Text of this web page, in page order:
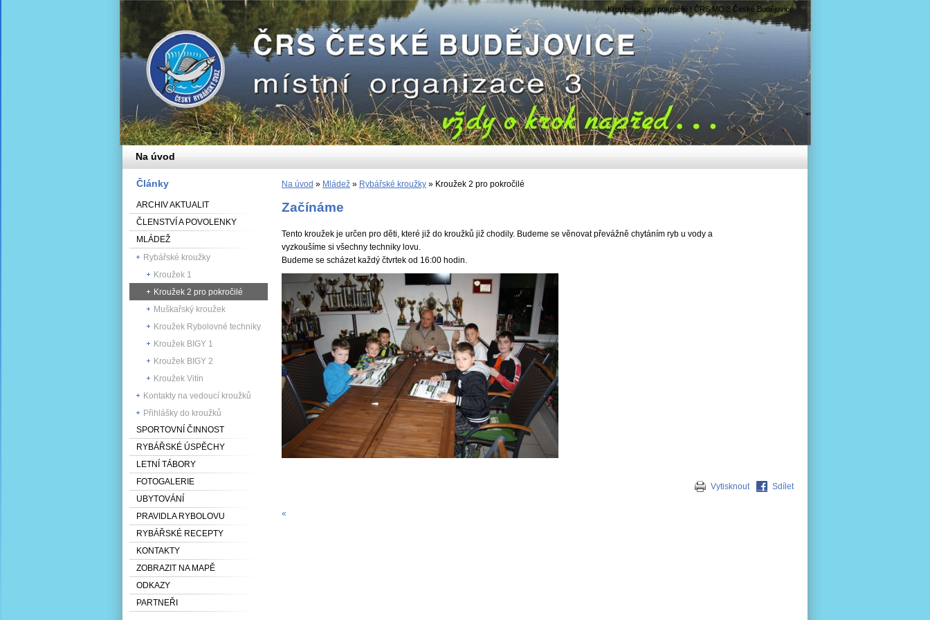
Kroužek 2 pro pokročilé | ČRS MO 3 České Budějovice
Články
ARCHIV AKTUALIT
ČLENSTVÍ A POVOLENKY
MLÁDEŽ
Rybářské kroužky
Kroužek 1
Kroužek 2 pro pokročilé
Muškařský kroužek
Kroužek Rybolovné techniky
Kroužek BIGY 1
Kroužek BIGY 2
Kroužek Vitín
Kontakty na vedoucí kroužků
Přihlášky do kroužků
SPORTOVNÍ ČINNOST
RYBÁŘSKÉ ÚSPĚCHY
LETNÍ TÁBORY
FOTOGALERIE
UBYTOVÁNÍ
PRAVIDLA RYBOLOVU
RYBÁŘSKÉ RECEPTY
KONTAKTY
ZOBRAZIT NA MAPĚ
ODKAZY
PARTNEŘI
Na úvod » Mládež » Rybářské kroužky » Kroužek 2 pro pokročilé
Začínáme
Tento kroužek je určen pro děti, které již do kroužků již chodily. Budeme se věnovat převážně chytáním ryb u vody a
vyzkoušíme si všechny techniky lovu.
Budeme se scházet každý čtvrtek od 16:00 hodin.
Sdílet
Vytisknout
«
Na úvod